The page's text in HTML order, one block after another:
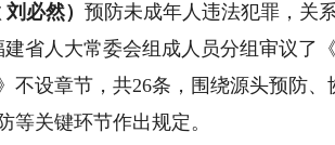
必然）预防未成年人违法犯罪，关
省人大常委会组成人员分组审议了
不设章节，共26条，围绕源头预防
等关键环节作出规定。